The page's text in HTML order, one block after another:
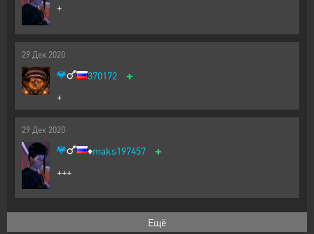
+
29 Дек 2020
370172 +
+
29 Дек 2020
♦️maks197457 +
+++
Ещё